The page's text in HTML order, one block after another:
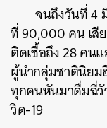
จนถึงวันที่ 4
ที่ 90,000 คน เสี
ติดเชื้อถึง 28 คน
ผู้นำกลุ่มชาตินิยม
ทุกคนหันมาดื่มฉี่วั
วิด-19